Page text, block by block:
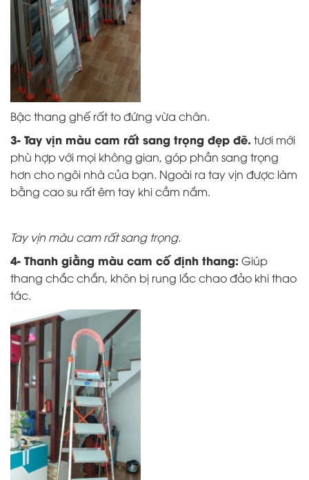
Bậc thang ghế rất to đứng vừa chân.
3- Tay vịn màu cam rất sang trọng đẹp đẽ. tươi mới
phù hợp với mọi không gian, góp phần sang trọng
hơn cho ngôi nhà của bạn. Ngoài ra tay vịn được làm
bằng cao su rất êm tay khi cầm nắm.
Tay vịn màu cam rất sang trọng.
4- Thanh giằng màu cam cố định thang: Giúp
thang chắc chắn, khôn bị rung lắc chao đảo khi thao
tác.